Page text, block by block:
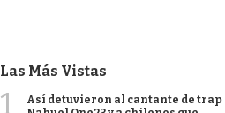
Las Más Vistas
1
Así detuvieron al cantante de trap